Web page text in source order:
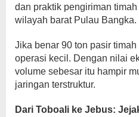
dan praktik pengiriman
wilayah barat Pulau Bangka.
Jika benar 90 ton pasir
operasi kecil. Dengan nilai
volume sebesar itu hampir
jaringan terstruktur.
Dari Toboali ke Jebus: